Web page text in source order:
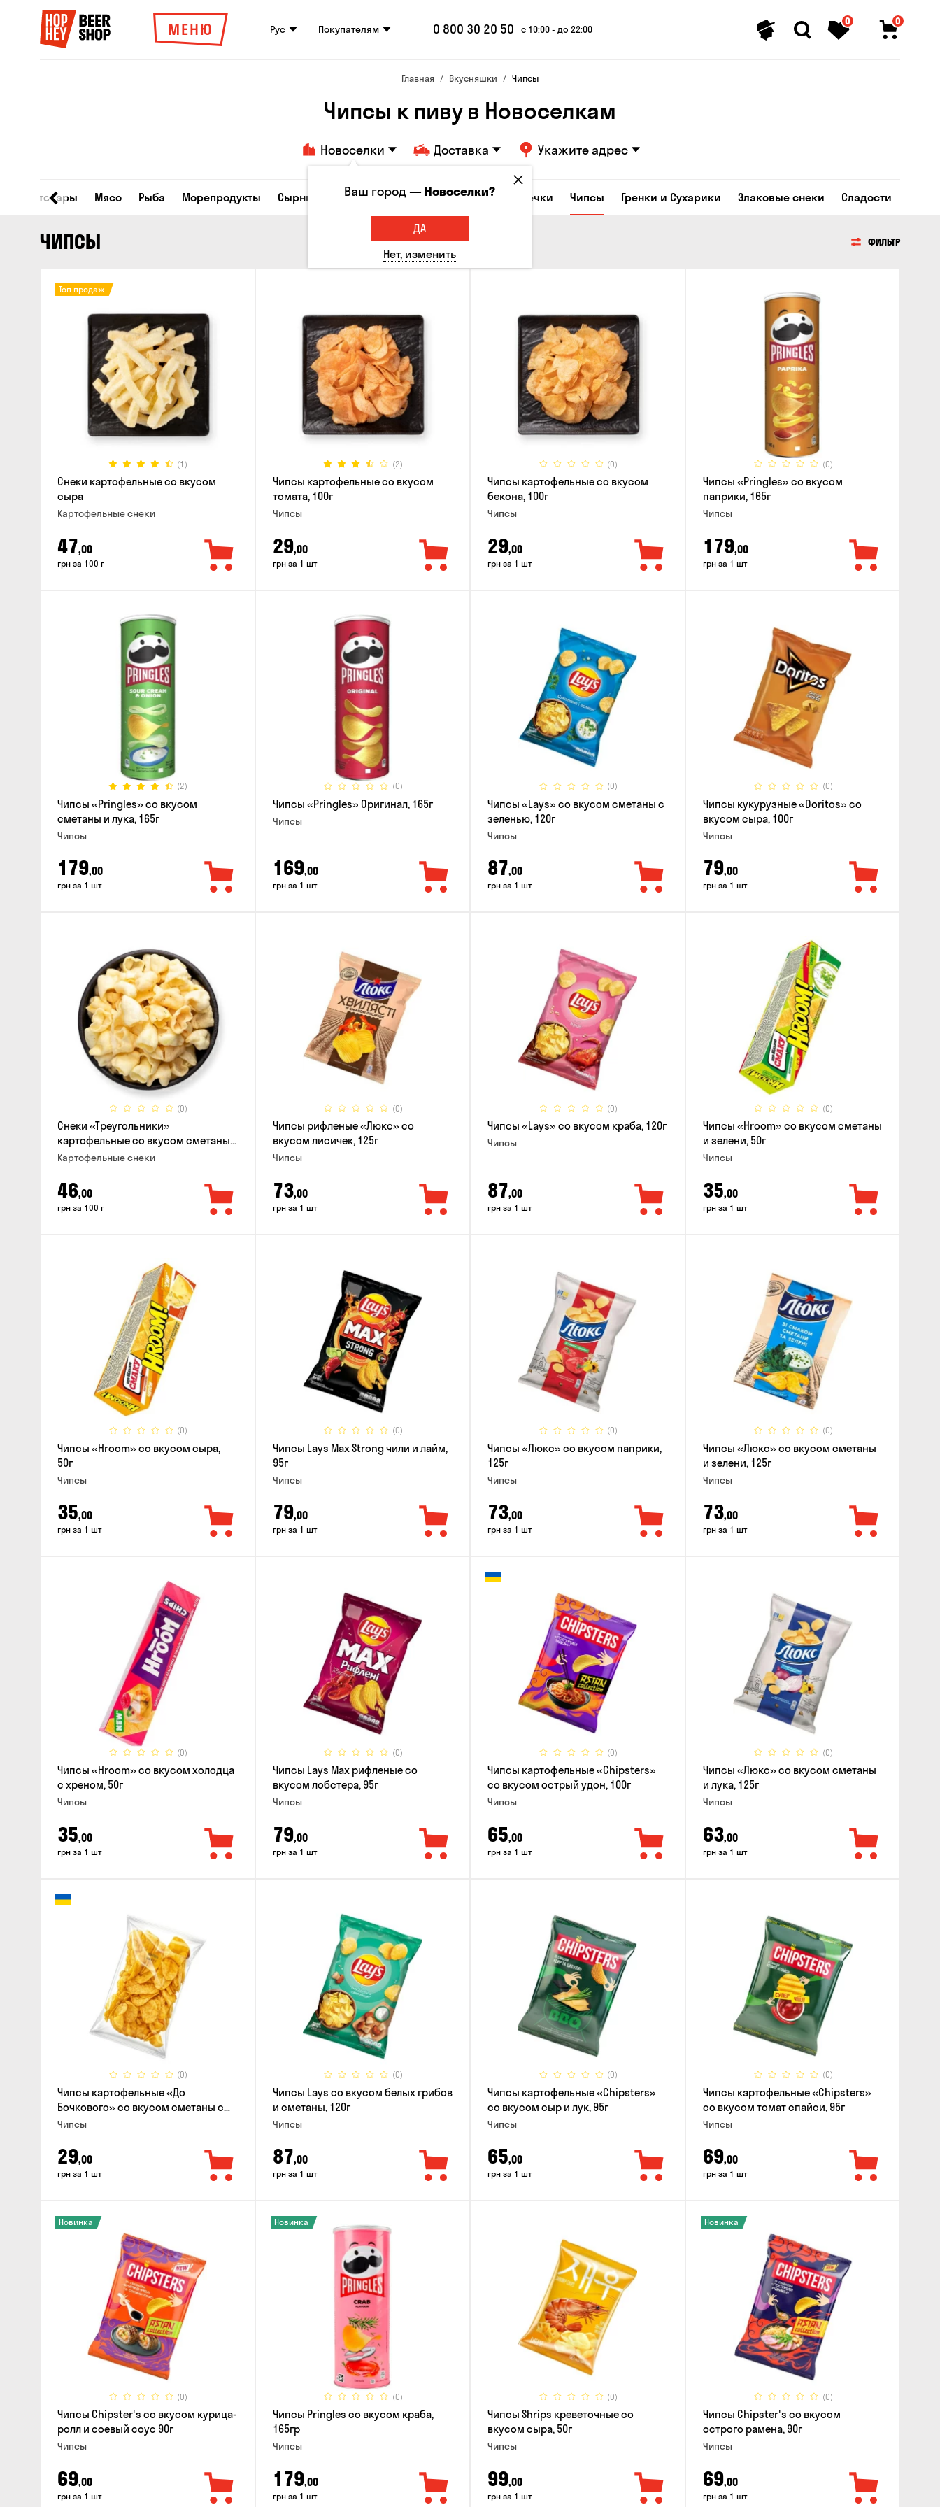
МЕНЮ Рус Покупателям 0 800 30 20 50 с 10:00 - до 22:00
0 0
Главная Вкусняшки Чипсы
Чипсы к пиву в Новоселкам
Новоселки Доставка Укажите адрес
Все товары Мясо Рыба Морепродукты Сырные закуски Орешки Кукуруза Семечки Чипсы Гренки и Сухарики Злаковые снеки Сладости
ЧИПСЫ ФИЛЬТР
(1)
Топ продаж
Снеки картофельные со вкусом
сыра
Картофельные снеки
47,00
грн за 100 г
(2)
Чипсы картофельные со вкусом
томата, 100г
Чипсы
29,00
грн за 1 шт
(0)
Чипсы картофельные со вкусом
бекона, 100г
Чипсы
29,00
грн за 1 шт
(0)
Чипсы «Pringles» со вкусом
паприки, 165г
Чипсы
179,00
грн за 1 шт
(2)
Чипсы «Pringles» со вкусом
сметаны и лука, 165г
Чипсы
179,00
грн за 1 шт
(0)
Чипсы «Pringles» Оригинал, 165г
Чипсы
169,00
грн за 1 шт
(0)
Чипсы «Lays» со вкусом сметаны с
зеленью, 120г
Чипсы
87,00
грн за 1 шт
(0)
Чипсы кукурузные «Doritos» со
вкусом сыра, 100г
Чипсы
79,00
грн за 1 шт
(0)
Снеки «Треугольники»
картофельные со вкусом сметаны
с луком
Картофельные снеки
46,00
грн за 100 г
(0)
Чипсы рифленые «Люкс» со
вкусом лисичек, 125г
Чипсы
73,00
грн за 1 шт
(0)
Чипсы «Lays» со вкусом краба, 120г
Чипсы
87,00
грн за 1 шт
(0)
Чипсы «Hroom» со вкусом сметаны
и зелени, 50г
Чипсы
35,00
грн за 1 шт
(0)
Чипсы «Hroom» со вкусом сыра,
50г
Чипсы
35,00
грн за 1 шт
(0)
Чипсы Lays Max Strong чили и лайм,
95г
Чипсы
79,00
грн за 1 шт
(0)
Чипсы «Люкс» со вкусом паприки,
125г
Чипсы
73,00
грн за 1 шт
(0)
Чипсы «Люкс» со вкусом сметаны
и зелени, 125г
Чипсы
73,00
грн за 1 шт
(0)
Чипсы «Hroom» со вкусом холодца
с хреном, 50г
Чипсы
35,00
грн за 1 шт
(0)
Чипсы Lays Max рифленые со
вкусом лобстера, 95г
Чипсы
79,00
грн за 1 шт
(0)
Чипсы картофельные «Chipsters»
со вкусом острый удон, 100г
Чипсы
65,00
грн за 1 шт
(0)
Чипсы «Люкс» со вкусом сметаны
и лука, 125г
Чипсы
63,00
грн за 1 шт
(0)
Чипсы картофельные «До
Бочкового» со вкусом сметаны с
зеленью, 100г
Чипсы
29,00
грн за 1 шт
(0)
Чипсы Lays со вкусом белых грибов
и сметаны, 120г
Чипсы
87,00
грн за 1 шт
(0)
Чипсы картофельные «Chipsters»
со вкусом сыр и лук, 95г
Чипсы
65,00
грн за 1 шт
(0)
Чипсы картофельные «Chipsters»
со вкусом томат спайси, 95г
Чипсы
69,00
грн за 1 шт
(0)
Новинка
Чипсы Chipster's со вкусом курица-
ролл и соевый соус 90г
Чипсы
69,00
грн за 1 шт
(0)
Новинка
Чипсы Pringles со вкусом краба,
165гр
Чипсы
179,00
грн за 1 шт
(0)
Чипсы Shrips креветочные со
вкусом сыра, 50г
Чипсы
99,00
грн за 1 шт
(0)
Новинка
Чипсы Chipster's со вкусом
острого рамена, 90г
Чипсы
69,00
грн за 1 шт
Ваш город —Новоселки?
ДА
Нет, изменить